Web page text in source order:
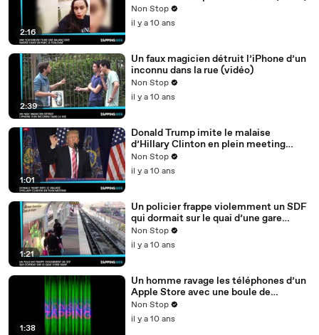
2:16
Non Stop
il y a 10 ans
2:39
Un faux magicien détruit l’iPhone d’un
inconnu dans la rue (vidéo)
Non Stop
il y a 10 ans
1:01
Donald Trump imite le malaise
d’Hillary Clinton en plein meeting
(vidéo)
Non Stop
il y a 10 ans
1:21
Un policier frappe violemment un SDF
qui dormait sur le quai d’une gare
(vidéo)
Non Stop
il y a 10 ans
1:38
Un homme ravage les téléphones d’un
Apple Store avec une boule de
pétanque (vidéo)
Non Stop
il y a 10 ans